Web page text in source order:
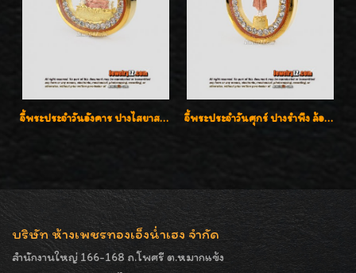
จี้พระประจำวันอังคาร ปางไสยาสน์ ล้อมเพชรสวิส เลี่ยมกรอบทองแท้90%ค่ะ จี้พระประจำวันศุกร์ ปางรำพึง ล้อมเพชรสวิส เลี่ยมกรอบทองแท้90%ค่ะ
บริษัท ห้างเพชรทองเอ็งน่ำเฮง จำกัด
สำนักงานใหญ่ 166-168 ถ.โพศรี ต.หมากแข้ง